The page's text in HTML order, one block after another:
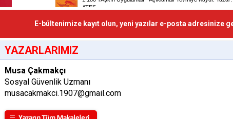
E-bültenimize kayıt olun, yeni yazılar e-posta adresinize
YAZARLARIMIZ
Musa Çakmakçı
Sosyal Güvenlik Uzmanı
musacakmakci.1907@gmail.com